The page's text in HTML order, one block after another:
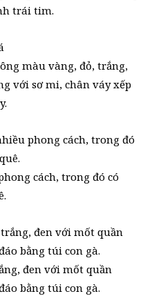
trái tim.
màu vàng, đỏ, trắng,
với sơ mi, chân váy xếp
cách, trong đó có
đen với mốt quần
bằng túi con gà.